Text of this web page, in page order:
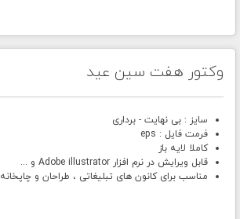
وکتور هفت سین عید
سایز : بی نهایت - برداری
فرمت فایل : eps
کاملا لایه باز
قابل ویرایش در نرم افزار Adobe illustrator و ...
مناسب برای کانون های تبلیغاتی ، طراحان و چاپخانه